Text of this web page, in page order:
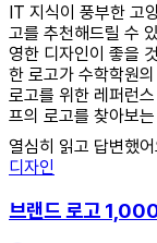
IT 지식이 풍부한 고
고를 추천해드릴 수
영한 디자인이 좋을
한 로고가 수학학원
로고를 위한 레퍼런
프의 로고를 찾아보
열심히 읽고 답변했
디자인
브랜드 로고